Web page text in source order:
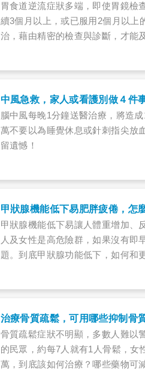
胃食道逆流症狀多端，即使胃鏡檢
續3個月以上，或已服用2個月以上
治，藉由精密的檢查與診斷，才能
中風急救，家人或看護別做４件
腦中風每晚1分鐘送醫治療，將造
萬不要以為睡覺休息或針刺指尖放
留遺憾！
甲狀腺機能低下易肥胖疲倦，怎
甲狀腺機能低下易讓人體重增加、
人及女性是高危險群，如果沒有即
題。到底甲狀腺功能低下，如何和
治療骨質疏鬆，可用哪些抑制骨
骨質疏鬆症狀不明顯，多數人難以
的民眾，約每7人就有1人骨鬆，女
萬，到底該如何治療？哪些藥物可